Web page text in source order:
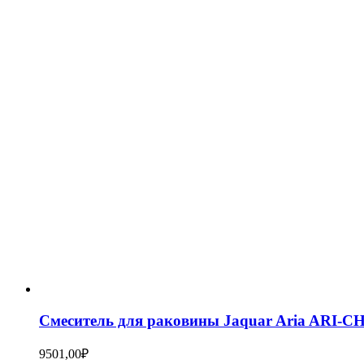
Смеситель для раковины Jaquar Aria ARI-
9501,00₽